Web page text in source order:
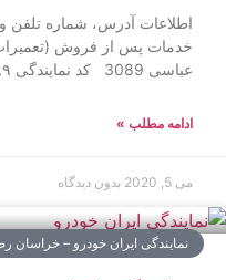
اطلاعات آدرس، شماره
خدمات پس از فروش
عباسی 3089 کد نمایندگی ۳۰۸۹
ادامه مطلب »
می 5, 2020 بدون دیدگاه
نمایندگی ایران خودرو – خراسان